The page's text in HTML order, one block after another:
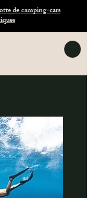
de camping-cars